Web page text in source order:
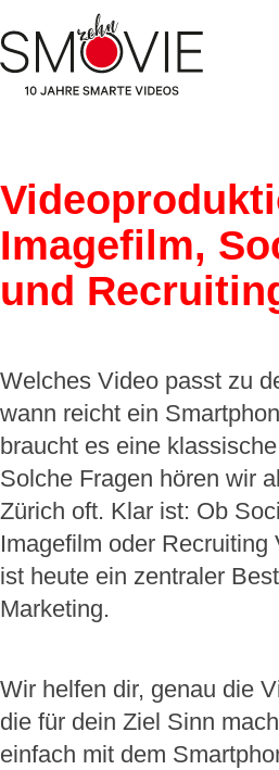
Imagefilm,
und
Welches Video passt zu
wann reicht ein
braucht es eine
Solche Fragen hören wir
Zürich oft. Klar ist: Ob
Imagefilm oder
ist heute ein zentraler
Marketing.
Wir helfen dir, genau die
die für dein Ziel Sinn
einfach mit dem